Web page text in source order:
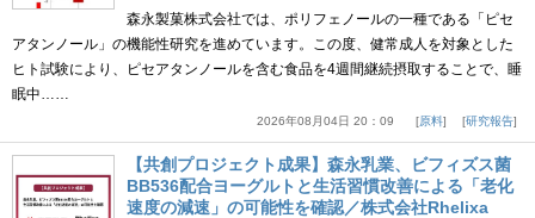
森永製菓株式会社では、ポリフェノールの一種である「ピセ
アタンノール」の機能性研究を進めています。この度、健常成人を対象とした
ヒト試験により、ピセアタンノールを含む食品を4週間継続摂取することで、睡
眠中……
2026年08月04日 20：09 原料 研究報告
【共創プロジェクト成果】森永乳業、ビフィズス菌
BB536配合ヨーグルトと生活習慣改善による「老化
速度の減速」の可能性を確認／株式会社Rhelixa